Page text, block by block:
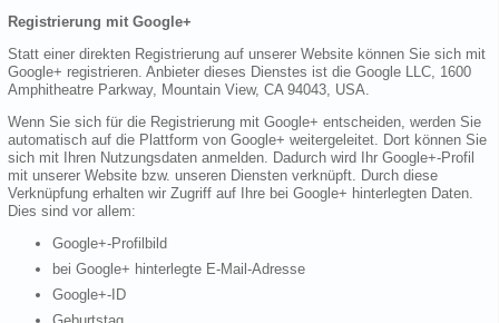
Registrierung mit Google+
Statt einer direkten Registrierung auf unserer Website können Sie sich mit
Google+ registrieren. Anbieter dieses Dienstes ist die Google LLC, 1600
Amphitheatre Parkway, Mountain View, CA 94043, USA.
Wenn Sie sich für die Registrierung mit Google+ entscheiden, werden Sie
automatisch auf die Plattform von Google+ weitergeleitet. Dort können Sie
sich mit Ihren Nutzungsdaten anmelden. Dadurch wird Ihr Google+-Profil
mit unserer Website bzw. unseren Diensten verknüpft. Durch diese
Verknüpfung erhalten wir Zugriff auf Ihre bei Google+ hinterlegten Daten.
Dies sind vor allem:
Google+-Profilbild
bei Google+ hinterlegte E-Mail-Adresse
Google+-ID